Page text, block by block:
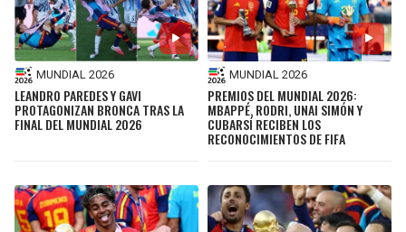
MUNDIAL 2026
LEANDRO PAREDES Y GAVI
PROTAGONIZAN BRONCA TRAS LA
FINAL DEL MUNDIAL 2026
MUNDIAL 2026
PREMIOS DEL MUNDIAL 2026:
MBAPPÉ, RODRI, UNAI SIMÓN Y
CUBARSÍ RECIBEN LOS
RECONOCIMIENTOS DE FIFA